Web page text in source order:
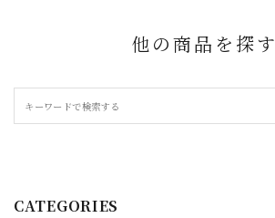
他の商品を探す
CATEGORIES